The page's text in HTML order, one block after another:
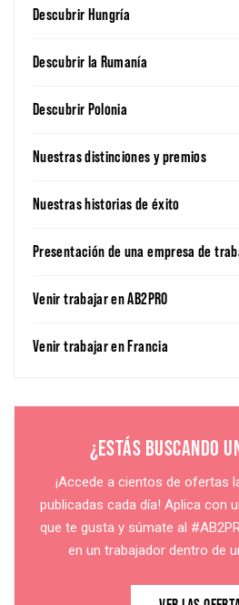
Descubrir Hungría
Descubrir la Rumanía
Descubrir Polonia
Nuestras distinciones y premios
Nuestras historias de éxito
Presentación de una empresa de
Venir trabajar en AB2PRO
Venir trabajar en Francia
¿ESTÁS BUSCANDO
¡Accede a cientos de ofertas
publicadas cada día! Aplica con
que te gusta y súmate al
en un trabajador dentro de